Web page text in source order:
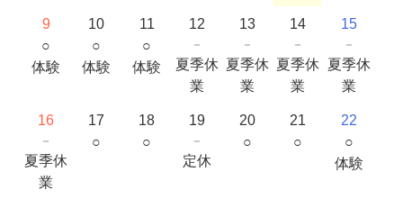
9
○
体験
10
○
体験
11
○
体験
12
－
夏季休
業
13
－
夏季休
業
14
－
夏季休
業
15
－
夏季休
業
16
－
夏季休
業
17
○
18
○
19
－
定休
20
○
21
○
22
○
体験